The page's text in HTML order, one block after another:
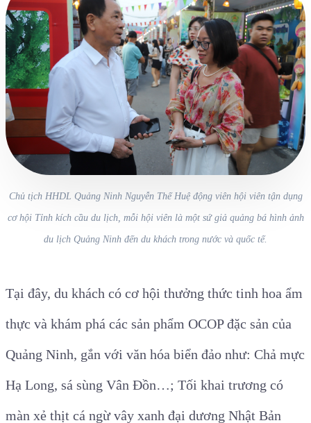
Chủ tịch HHDL Quảng Ninh Nguyễn Thế Huệ động viên hội viên tận dụng
cơ hội Tỉnh kích cầu du lịch, mỗi hội viên là một sứ giả quảng bá hình ảnh
du lịch Quảng Ninh đến du khách trong nước và quốc tế.
Tại đây, du khách có cơ hội thưởng thức tinh hoa ẩm
thực và khám phá các sản phẩm OCOP đặc sản của
Quảng Ninh, gắn với văn hóa biển đảo như: Chả mực
Hạ Long, sá sùng Vân Đồn…; Tối khai trương có
màn xẻ thịt cá ngừ vây xanh đại dương Nhật Bản